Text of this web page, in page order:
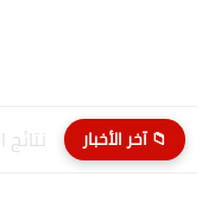
📁 آخر الأخبار